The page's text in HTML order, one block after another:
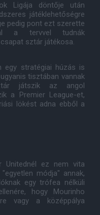
Ligája döntője után
játéklehetőségre
pedig pont ezt szerette
a tervvel tudnák
sztár játékosa.
egy stratégiai húzás is
tisztában vannak
játszik az angol
a Premier League-et,
lökést adna ebből a
Unitednél ez nem vita
módja" annak,
egy trófea nélküli
hogy Mourinho
vagy a középpálya